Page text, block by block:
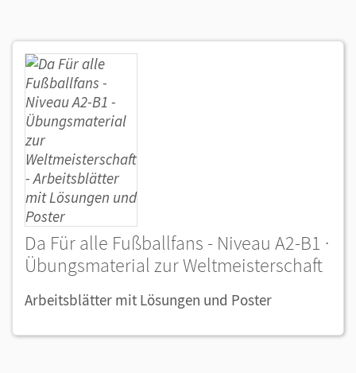
Da Für alle Fußballfans - Niveau A2-B1 ·
Übungsmaterial zur Weltmeisterschaft
Arbeitsblätter mit Lösungen und Poster